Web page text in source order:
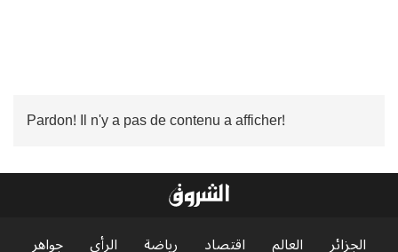
Pardon! Il n'y a pas de contenu a afficher!
الجزائر العالم اقتصاد رياضة الرأي جواهر